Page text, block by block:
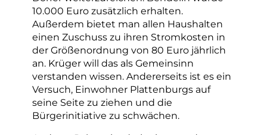
10.000 Euro zusätzlich erhalten.
Außerdem bietet man allen Haushalten
einen Zuschuss zu ihren Stromkosten in
der Größenordnung von 80 Euro jährlich
an. Krüger will das als Gemeinsinn
verstanden wissen. Andererseits ist es ein
Versuch, Einwohner Plattenburgs auf
seine Seite zu ziehen und die
Bürgerinitiative zu schwächen.